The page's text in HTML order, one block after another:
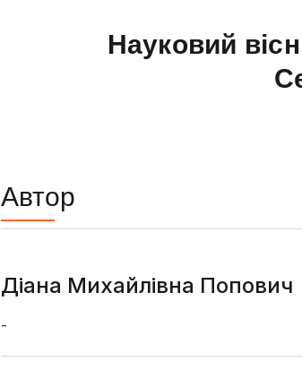
Науковий
Автор
Діана Михайлівна Попович
-